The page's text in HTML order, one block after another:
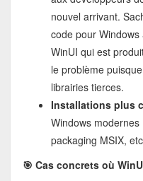
nouvel arrivant.
code pour
WinUI qui est
le problème
librairies tierces.
Installations plus
Windows modernes
packaging MSIX,
🎯 Cas concrets où